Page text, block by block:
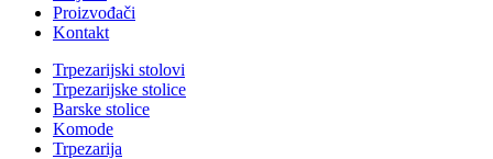
Proizvođači
Kontakt
Trpezarijski stolovi
Trpezarijske stolice
Barske stolice
Komode
Trpezarija